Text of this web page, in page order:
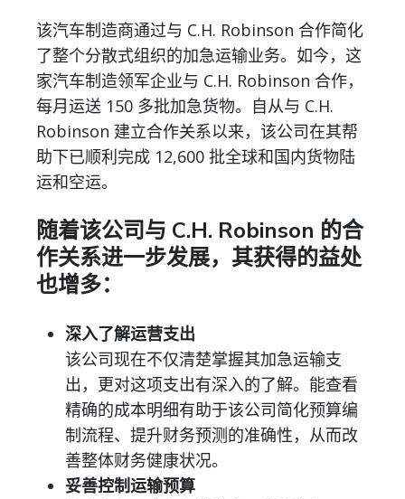
该汽车制造商通过与 C.H. Robinson 合作简化
了整个分散式组织的加急运输业务。如今，这
家汽车制造领军企业与 C.H. Robinson 合作，
每月运送 150 多批加急货物。自从与 C.H.
Robinson 建立合作关系以来，该公司在其帮
助下已顺利完成 12,600 批全球和国内货物陆
运和空运。
随着该公司与 C.H. Robinson 的合
作关系进一步发展，其获得的益处
也增多：
深入了解运营支出
该公司现在不仅清楚掌握其加急运输支
出，更对这项支出有深入的了解。能查看
精确的成本明细有助于该公司简化预算编
制流程、提升财务预测的准确性，从而改
善整体财务健康状况。
妥善控制运输预算